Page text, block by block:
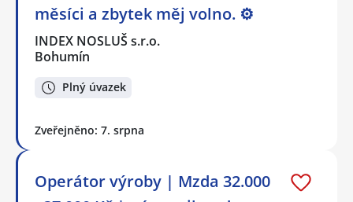
měsíci a zbytek měj volno. ⚙
INDEX NOSLUŠ s.r.o.
Bohumín
Plný úvazek
Zveřejněno: 7. srpna
Operátor výroby | Mzda 32.000